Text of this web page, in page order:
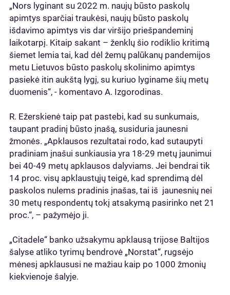
„Nors lyginant su 2022 m. naujų būsto paskolų
apimtys sparčiai traukėsi, naujų būsto paskolų
išdavimo apimtys vis dar viršijo priešpandeminį
laikotarpį. Kitaip sakant – ženklų šio rodiklio kritimą
šiemet lemia tai, kad dėl žemų palūkanų pandemijos
metu Lietuvos būsto paskolų skolinimo apimtys
pasiekė itin aukštą lygį, su kuriuo lyginame šių metų
duomenis“, - komentavo A. Izgorodinas.
R. Ežerskienė taip pat pastebi, kad su sunkumais,
taupant pradinį būsto įnašą, susiduria jaunesni
žmonės. „Apklausos rezultatai rodo, kad sutaupyti
pradiniam įnašui sunkiausia yra 18-29 metų jaunimui
bei 40-49 metų apklausos dalyviams. Jei bendrai tik
14 proc. visų apklaustųjų teigė, kad sprendimą dėl
paskolos nulems pradinis įnašas, tai iš jaunesnių nei
30 metų respondentų tokį atsakymą pasirinko net 21
proc.“, – pažymėjo ji.
„Citadele“ banko užsakymu apklausą trijose Baltijos
šalyse atliko tyrimų bendrovė „Norstat“, rugsėjo
mėnesį apklaususi ne mažiau kaip po 1000 žmonių
kiekvienoje šalyje.